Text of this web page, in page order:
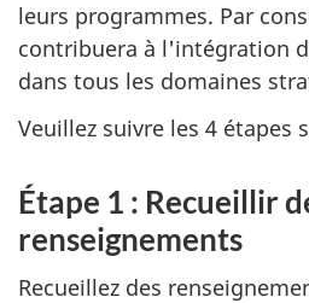
leurs programmes. Par
contribuera à l'intégration
dans tous les domaines
Veuillez suivre les 4 étapes
Étape 1 : Recueillir
renseignements
Recueillez des